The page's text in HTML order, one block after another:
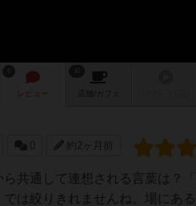
レビュー 店舗/ カフェ
0 約2ヶ月前
共通して連想される言葉は？
では絞りきれませんね。場にあ